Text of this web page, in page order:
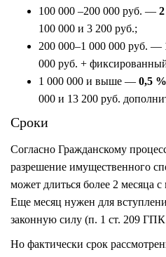
100 000 –200 000 руб. —
100 000 и 3 200 руб.;
200 000–1 000 000 руб. —
000 руб. +
1 000 000 и выше — 0,5 %
000 и 13 200 руб.
Сроки
Согласно Гражданскому
разрешение имущественного
может длиться более 2 месяца
Еще месяц нужен для
законную силу (п. 1 ст. 209
Но фактически срок